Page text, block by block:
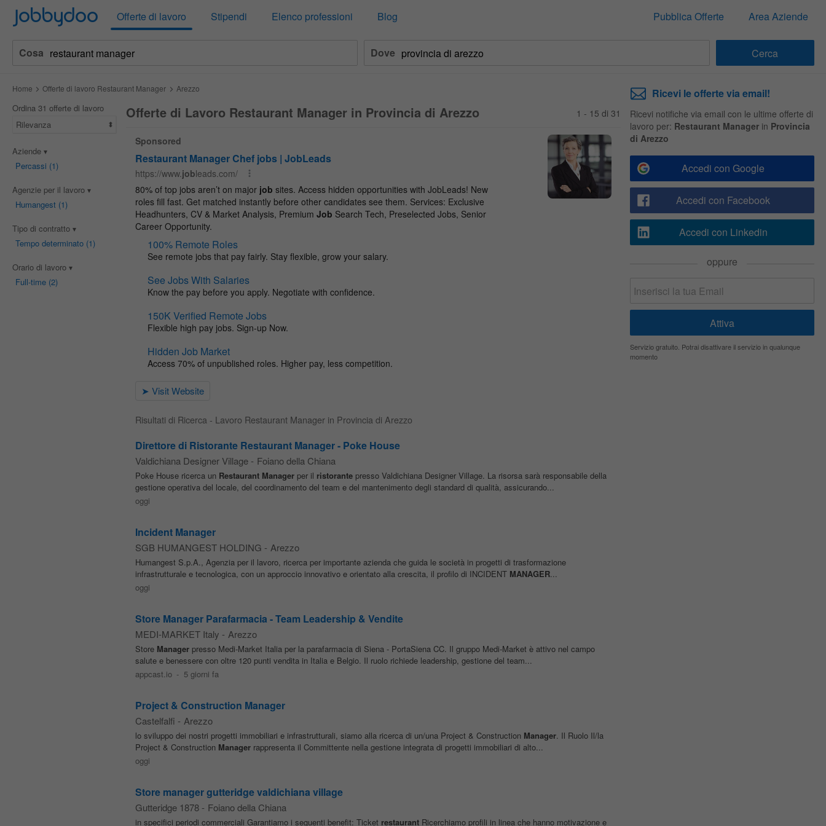
Jobbydoo Offerte di lavoro Stipendi Elenco professioni Blog Pubblica Offerte Area Aziende
Cosa Dove
Home Offerte di lavoro Restaurant Manager Arezzo
Ordina 31 offerte di lavoro
Rilevanza
Aziende
Percassi (1)
Agenzie per il lavoro
Humangest(1)
Tipo di contratto
Tempo determinato(1)
Orario di lavoro
Full-time(2)
Offerte di Lavoro Restaurant Manager in Provincia di Arezzo 1 - 15 di 31
Risultati di Ricerca - Lavoro Restaurant Manager in Provincia di Arezzo
Direttore di Ristorante Restaurant Manager - Poke House
Valdichiana Designer Village - Foiano della Chiana
Poke House ricerca un Restaurant Managerper il ristorantepresso Valdichiana Designer Village. La risorsa sarà responsabile della
gestione operativa del locale, del coordinamento del team e del mantenimento degli standard di qualità, assicurando...
oggi
Incident Manager
SGB HUMANGEST HOLDING - Arezzo
Humangest S.p.A., Agenzia per il lavoro, ricerca per importante azienda che guida le società in progetti di trasformazione
infrastrutturale e tecnologica, con un approccio innovativo e orientato alla crescita, il profilo di INCIDENT MANAGER...
oggi
Store Manager Parafarmacia - Team Leadership & Vendite
MEDI-MARKET Italy - Arezzo
Store Managerpresso Medi-Market Italia per la parafarmacia di Siena - PortaSiena CC. Il gruppo Medi-Market è attivo nel campo
salute e benessere con oltre 120 punti vendita in Italia e Belgio. Il ruolo richiede leadership, gestione del team...
appcast.io - 5 giorni fa
Project & Construction Manager
Castelfalfi - Arezzo
lo sviluppo dei nostri progetti immobiliari e infrastrutturali, siamo alla ricerca di un/una Project & Construction Manager. Il Ruolo Il/la
Project & Construction Managerrappresenta il Committente nella gestione integrata di progetti immobiliari di alto...
oggi
Store manager gutteridge valdichiana village
Gutteridge 1878 - Foiano della Chiana
in specifici periodi commerciali Garantiamo i seguenti benefit: Ticket restaurantRicerchiamo profili in linea che hanno motivazione e
Ricevi le offerte via email!
Ricevi notifiche via email con le ultime offerte di
lavoro per: Restaurant Managerin Provincia
di Arezzo
Accedi con Google
Accedi con Facebook
Accedi con Linkedin
oppure
Servizio gratuito. Potrai disattivare il servizio in qualunque
momento